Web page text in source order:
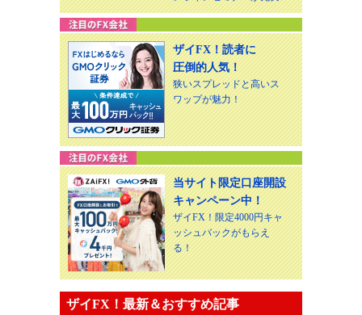
ザイFX！読者に
圧倒的人気！
狭いスプレッドと高いス
ワップが魅力！
当サイト限定口座開設
キャンペーン中！
ザイFX！限定4000円キャ
ッシュバックがもらえ
る！
ザイFX！最新＆おすすめ記事